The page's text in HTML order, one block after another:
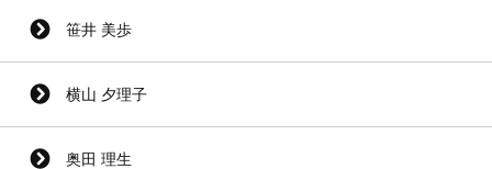
笹井 美歩
横山 夕理子
奥田 理生